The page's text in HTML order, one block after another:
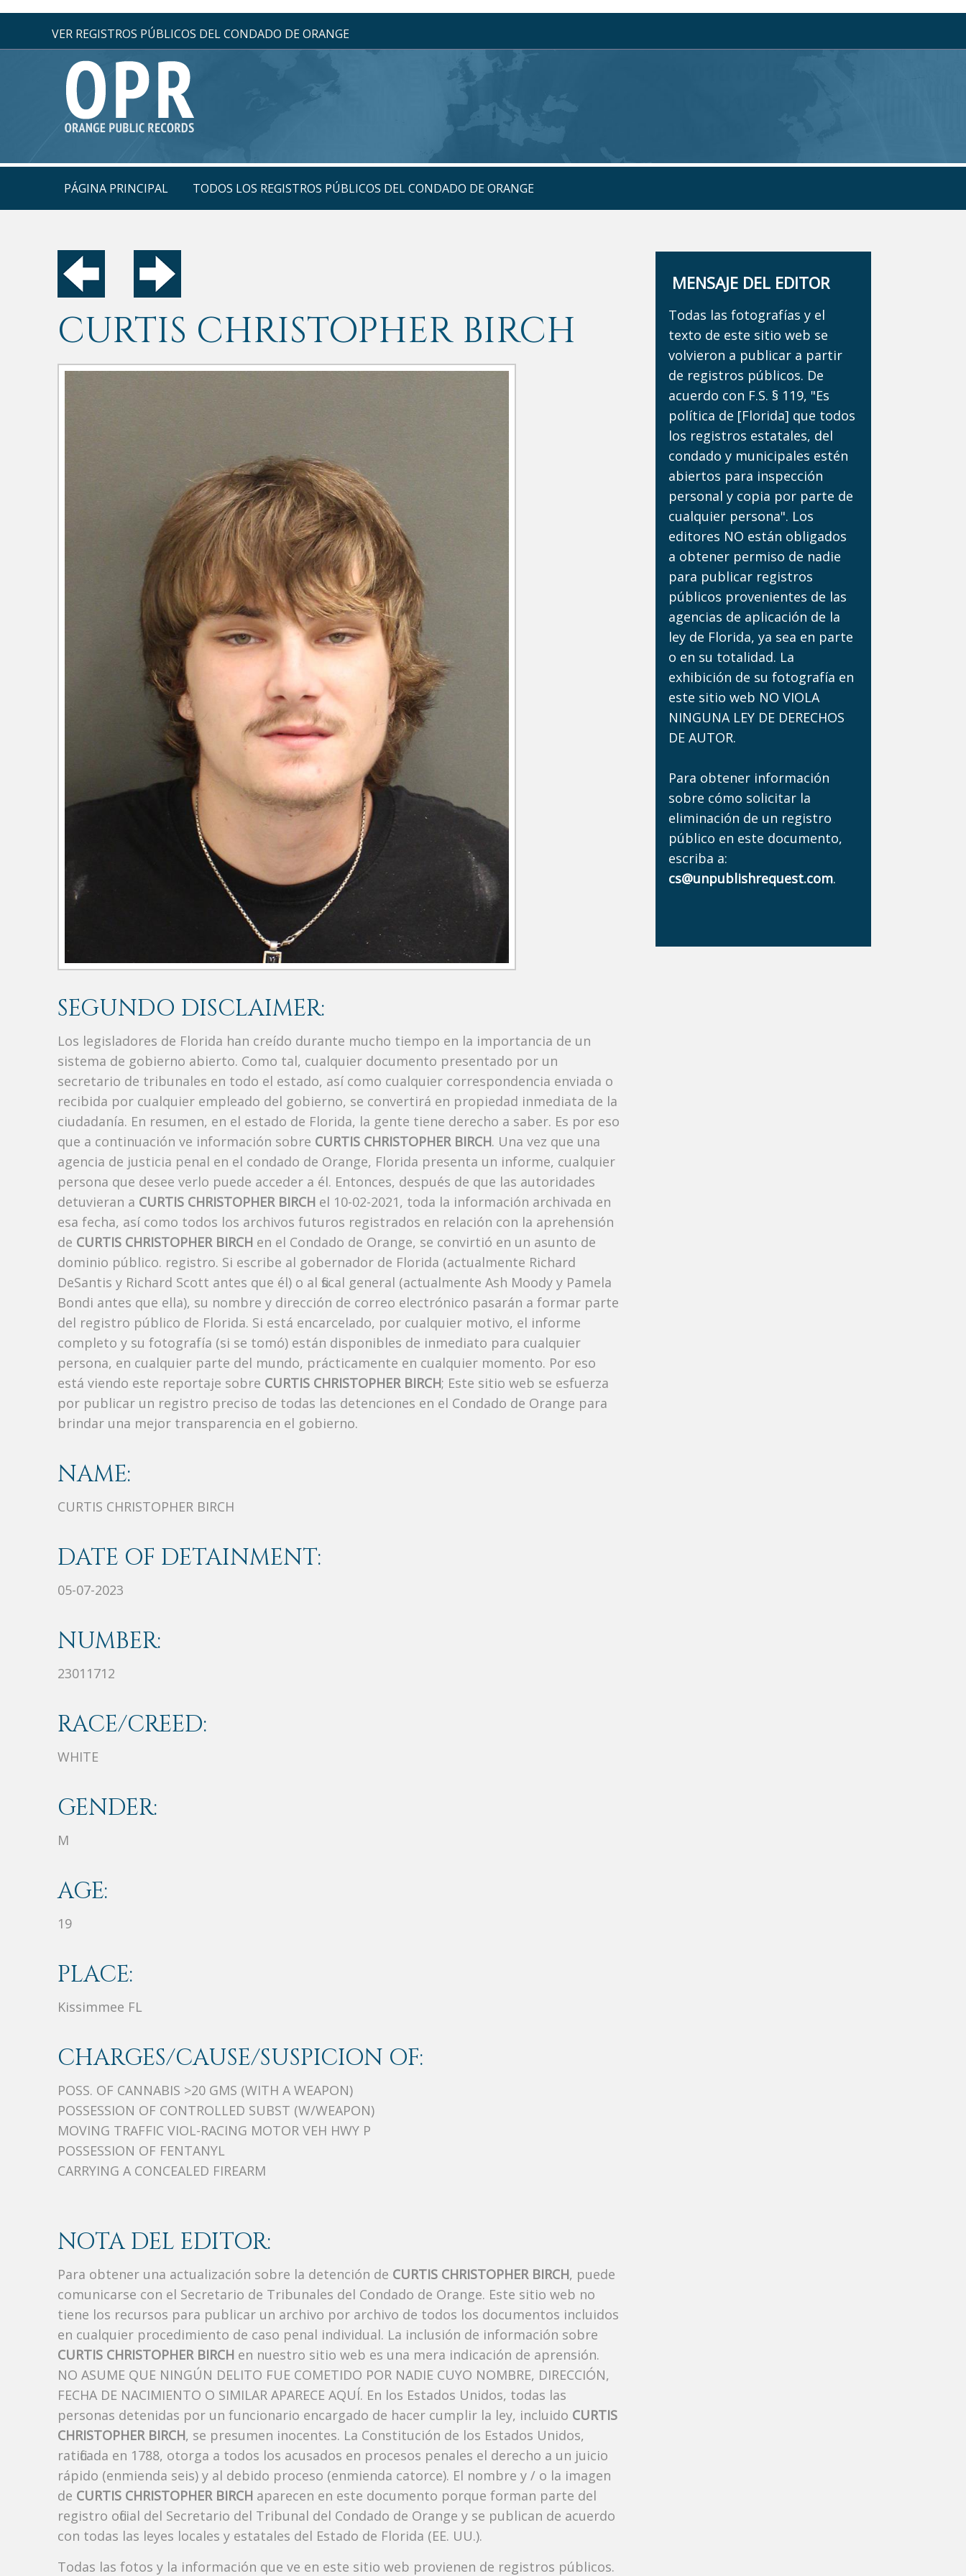
VER REGISTROS PÚBLICOS DEL CONDADO DE ORANGE
PÁGINA PRINCIPAL TODOS LOS REGISTROS PÚBLICOS DEL CONDADO DE ORANGE
CURTIS CHRISTOPHER BIRCH
SEGUNDO DISCLAIMER:
Los legisladores de Florida han creído durante mucho tiempo en la importancia de un
sistema de gobierno abierto. Como tal, cualquier documento presentado por un
secretario de tribunales en todo el estado, así como cualquier correspondencia enviada o
recibida por cualquier empleado del gobierno, se convertirá en propiedad inmediata de la
ciudadanía. En resumen, en el estado de Florida, la gente tiene derecho a saber. Es por eso
que a continuación ve información sobre CURTIS CHRISTOPHER BIRCH. Una vez que una
agencia de justicia penal en el condado de Orange, Florida presenta un informe, cualquier
persona que desee verlo puede acceder a él. Entonces, después de que las autoridades
detuvieran a CURTIS CHRISTOPHER BIRCH el 10-02-2021, toda la información archivada en
esa fecha, así como todos los archivos futuros registrados en relación con la aprehensión
de CURTIS CHRISTOPHER BIRCH en el Condado de Orange, se convirtió en un asunto de
dominio público. registro. Si escribe al gobernador de Florida (actualmente Richard
DeSantis y Richard Scott antes que él) o al fiscal general (actualmente Ash Moody y Pamela
Bondi antes que ella), su nombre y dirección de correo electrónico pasarán a formar parte
del registro público de Florida. Si está encarcelado, por cualquier motivo, el informe
completo y su fotografía (si se tomó) están disponibles de inmediato para cualquier
persona, en cualquier parte del mundo, prácticamente en cualquier momento. Por eso
está viendo este reportaje sobre CURTIS CHRISTOPHER BIRCH; Este sitio web se esfuerza
por publicar un registro preciso de todas las detenciones en el Condado de Orange para
brindar una mejor transparencia en el gobierno.
NAME:
CURTIS CHRISTOPHER BIRCH
DATE OF DETAINMENT:
05-07-2023
NUMBER:
23011712
RACE/CREED:
WHITE
GENDER:
M
AGE:
19
PLACE:
Kissimmee FL
CHARGES/CAUSE/SUSPICION OF:
POSS. OF CANNABIS >20 GMS (WITH A WEAPON)
POSSESSION OF CONTROLLED SUBST (W/WEAPON)
MOVING TRAFFIC VIOL-RACING MOTOR VEH HWY P
POSSESSION OF FENTANYL
CARRYING A CONCEALED FIREARM
NOTA DEL EDITOR:
Para obtener una actualización sobre la detención de CURTIS CHRISTOPHER BIRCH, puede
comunicarse con el Secretario de Tribunales del Condado de Orange. Este sitio web no
tiene los recursos para publicar un archivo por archivo de todos los documentos incluidos
en cualquier procedimiento de caso penal individual. La inclusión de información sobre
CURTIS CHRISTOPHER BIRCH en nuestro sitio web es una mera indicación de aprensión.
NO ASUME QUE NINGÚN DELITO FUE COMETIDO POR NADIE CUYO NOMBRE, DIRECCIÓN,
FECHA DE NACIMIENTO O SIMILAR APARECE AQUÍ. En los Estados Unidos, todas las
personas detenidas por un funcionario encargado de hacer cumplir la ley, incluido CURTIS
CHRISTOPHER BIRCH, se presumen inocentes. La Constitución de los Estados Unidos,
ratificada en 1788, otorga a todos los acusados ​​en procesos penales el derecho a un juicio
rápido (enmienda seis) y al debido proceso (enmienda catorce). El nombre y / o la imagen
de CURTIS CHRISTOPHER BIRCH aparecen en este documento porque forman parte del
registro oficial del Secretario del Tribunal del Condado de Orange y se publican de acuerdo
con todas las leyes locales y estatales del Estado de Florida (EE. UU.).
Todas las fotos y la información que ve en este sitio web provienen de registros públicos.
MENSAJE DEL EDITOR
Todas las fotografías y el
texto de este sitio web se
volvieron a publicar a partir
de registros públicos. De
acuerdo con F.S. § 119, "Es
política de [Florida] que todos
los registros estatales, del
condado y municipales estén
abiertos para inspección
personal y copia por parte de
cualquier persona". Los
editores NO están obligados
a obtener permiso de nadie
para publicar registros
públicos provenientes de las
agencias de aplicación de la
ley de Florida, ya sea en parte
o en su totalidad. La
exhibición de su fotografía en
este sitio web NO VIOLA
NINGUNA LEY DE DERECHOS
DE AUTOR.
Para obtener información
sobre cómo solicitar la
eliminación de un registro
público en este documento,
escriba a:
cs@unpublishrequest.com.